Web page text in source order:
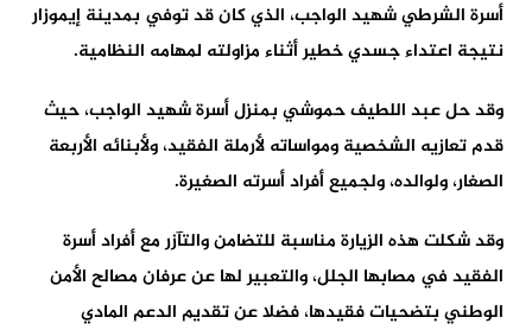
أسرة الشرطي شهيد الواجب، الذي كان قد توفي بمدينة إيموزار
نتيجة اعتداء جسدي خطير أثناء مزاولته لمهامه النظامية.
وقد حل عبد اللطيف حموشي بمنزل أسرة شهيد الواجب، حيث
قدم تعازيه الشخصية ومواساته لأرملة الفقيد، ولأبنائه الأربعة
الصغار، ولوالده، ولجميع أفراد أسرته الصغيرة.
وقد شكلت هذه الزيارة مناسبة للتضامن والتآزر مع أفراد أسرة
الفقيد في مصابها الجلل، والتعبير لها عن عرفان مصالح الأمن
الوطني بتضحيات فقيدها، فضلا عن تقديم الدعم المادي